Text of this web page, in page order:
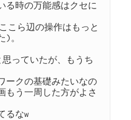
る時の万能感はクセに
こら辺の操作はもっと
)。
思っていたが、もうち
ークの基礎みたいなの
もう一周した方がよさ
るなw